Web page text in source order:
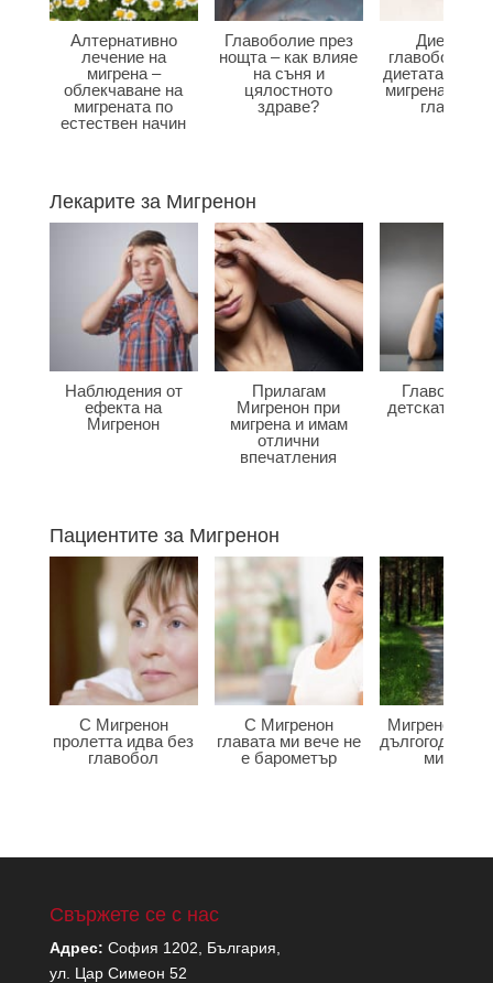
Алтернативно
лечение на
мигрена –
облекчаване на
мигрената по
естествен начин
Главоболие през
нощта – как влияе
на съня и
цялостното
здраве?
Диета при
главоболие –
диетата
мигрена и
главата?
Лекарите за Мигренон
Наблюдения от
ефекта на
Мигренон
Прилагам
Мигренон при
мигрена и имам
отлични
впечатления
детската
Пациентите за Мигренон
С Мигренон
пролетта идва без
главобол
С Мигренон
главата ми вече не
е барометър
Мигренон
мигрена
Свържете се с нас
Адрес: София 1202, България,
ул. Цар Симеон 52